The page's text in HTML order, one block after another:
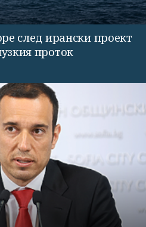
след ирански проект
проток